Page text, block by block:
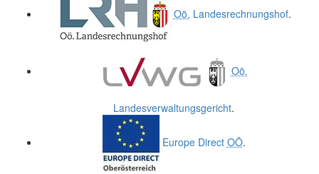
Oö. Landesrechnungshof.
Oö.
Landesverwaltungsgericht.
Europe Direct OÖ.